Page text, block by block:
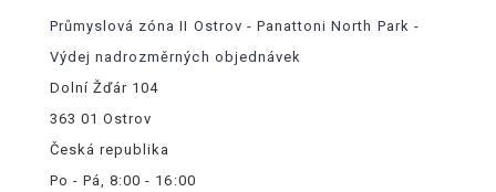
Průmyslová zóna II Ostrov - Panattoni North Park -
Výdej nadrozměrných objednávek
Dolní Žďár 104
363 01 Ostrov
Česká republika
Po - Pá, 8:00 - 16:00